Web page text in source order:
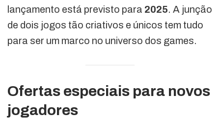
lançamento está previsto para 2025. A junção
de dois jogos tão criativos e únicos tem tudo
para ser um marco no universo dos games.
Ofertas especiais para novos
jogadores